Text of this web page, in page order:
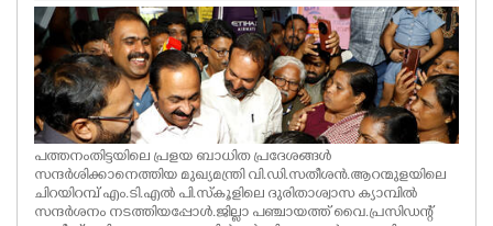
പത്തനംതിട്ടയിലെ പ്രളയ ബാധിത പ്രദേശങ്ങൾ
സന്ദർശിക്കാനെത്തിയ മുഖ്യമന്ത്രി വി.ഡി.സതീശൻ.ആറന്മുളയിലെ
ചിറയിറമ്പ് എം.ടി.എൽ പി.സ്കൂളിലെ ദുരിതാശ്വാസ ക്യാമ്പിൽ
സന്ദർശനം നടത്തിയപ്പോൾ.ജില്ലാ പഞ്ചായത്ത് വൈ.പ്രസിഡന്റ്